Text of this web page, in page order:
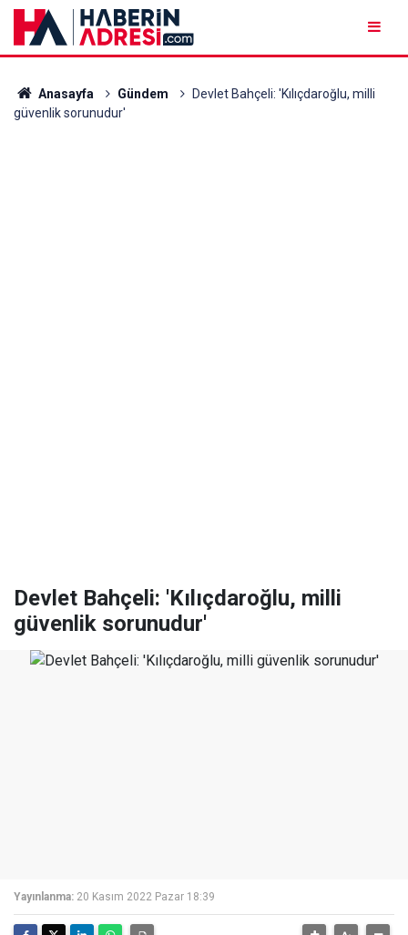
Anasayfa Gündem
Devlet Bahçeli: 'Kılıçdaroğlu, milli
güvenlik sorunudur'
Devlet Bahçeli: 'Kılıçdaroğlu, milli
güvenlik sorunudur'
Yayınlanma: 20 Kasım 2022 Pazar 18:39